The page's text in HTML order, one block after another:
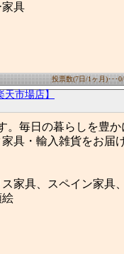
具
投票数(7日/1ヶ月)･･･
市場店】
。毎日の暮らしを豊
具・輸入雑貨をお届
家具、スペイン家具
絵